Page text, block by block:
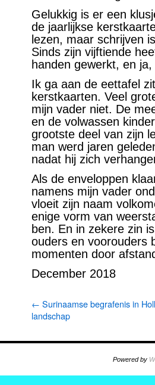
Gelukkig is er een
de jaarlijkse
lezen, maar schrijven
Sinds zijn vijftiende
handen gewerkt, en
Ik ga aan de eettafel
kerstkaarten. Veel
mijn vader niet. De
en de volwassen
grootste deel van zijn
man werd jaren
nadat hij zich
Als de enveloppen
namens mijn vader
vloeit zijn naam
enige vorm van
ben. En in zekere zin
ouders en voorouders
momenten door
December 2018
← Surinaamse begrafenis in
landschap
Powered by